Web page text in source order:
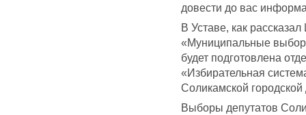
довести до вас
В Уставе, как
«Муниципальные
будет подготовлена
«Избирательная
Соликамской
Выборы депутатов